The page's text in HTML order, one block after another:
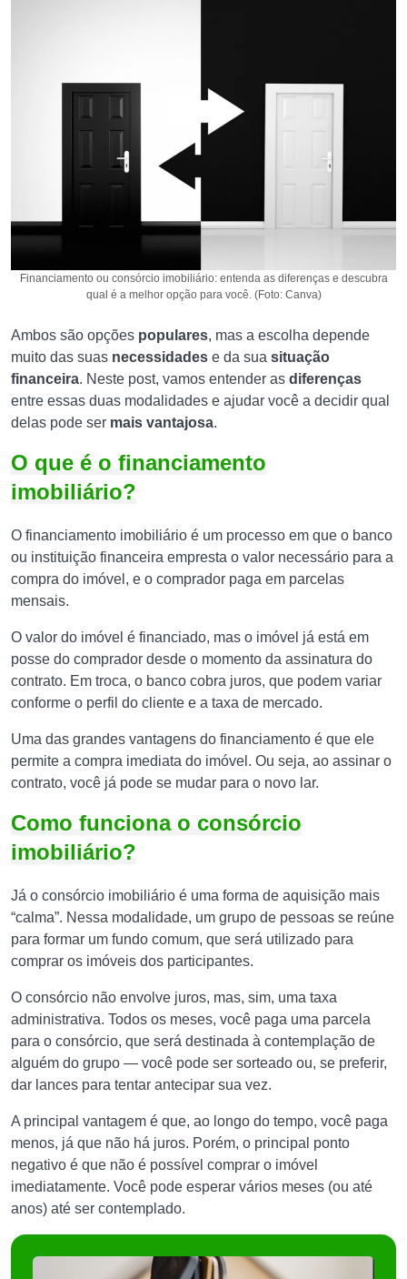
Financiamento ou consórcio imobiliário: entenda as diferenças e descubra
qual é a melhor opção para você. (Foto: Canva)
Ambos são opções populares, mas a escolha depende
muito das suas necessidades e da sua situação
financeira. Neste post, vamos entender as diferenças
entre essas duas modalidades e ajudar você a decidir qual
delas pode ser mais vantajosa.
O que é o financiamento
imobiliário?
O financiamento imobiliário é um processo em que o banco
ou instituição financeira empresta o valor necessário para a
compra do imóvel, e o comprador paga em parcelas
mensais.
O valor do imóvel é financiado, mas o imóvel já está em
posse do comprador desde o momento da assinatura do
contrato. Em troca, o banco cobra juros, que podem variar
conforme o perfil do cliente e a taxa de mercado.
Uma das grandes vantagens do financiamento é que ele
permite a compra imediata do imóvel. Ou seja, ao assinar o
contrato, você já pode se mudar para o novo lar.
Como funciona o consórcio
imobiliário?
Já o consórcio imobiliário é uma forma de aquisição mais
“calma”. Nessa modalidade, um grupo de pessoas se reúne
para formar um fundo comum, que será utilizado para
comprar os imóveis dos participantes.
O consórcio não envolve juros, mas, sim, uma taxa
administrativa. Todos os meses, você paga uma parcela
para o consórcio, que será destinada à contemplação de
alguém do grupo — você pode ser sorteado ou, se preferir,
dar lances para tentar antecipar sua vez.
A principal vantagem é que, ao longo do tempo, você paga
menos, já que não há juros. Porém, o principal ponto
negativo é que não é possível comprar o imóvel
imediatamente. Você pode esperar vários meses (ou até
anos) até ser contemplado.